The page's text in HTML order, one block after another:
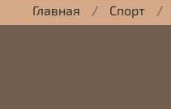
Главная Спорт